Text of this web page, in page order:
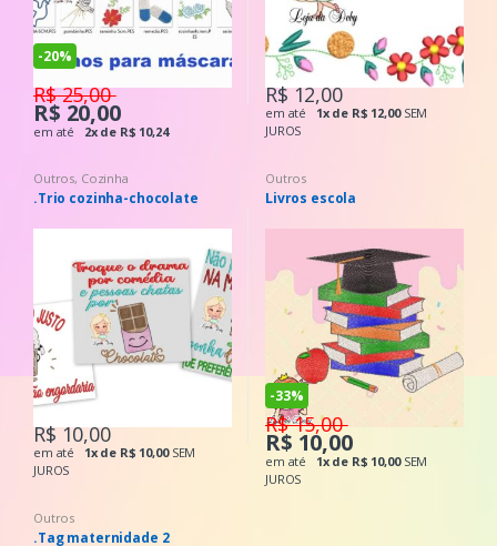
-20%
R$ 25,00
R$ 20,00
em até 2x de R$ 10,24
R$ 12,00
em até 1x de R$ 12,00SEM
JUROS
Outros, Cozinha
.Trio cozinha-chocolate
R$ 10,00
em até 1x de R$ 10,00SEM
JUROS
Outros
Livros escola
-33%
R$ 15,00
R$ 10,00
em até 1x de R$ 10,00SEM
JUROS
Outros
.Tag maternidade 2